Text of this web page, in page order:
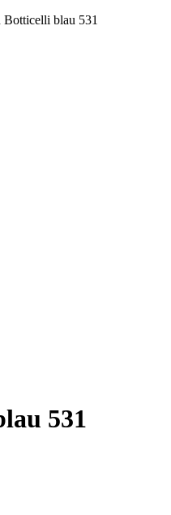
blau 531
531